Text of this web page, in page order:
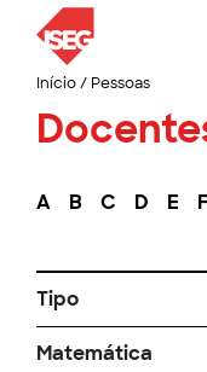
Início/ Pessoas
A B C D E F
Tipo
Matemática